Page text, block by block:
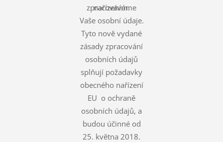
nařízením.
zpracováváme
Vaše osobní údaje.
Tyto nově vydané
zásady zpracování
osobních údajů
splňují požadavky
obecného nařízení
EU o ochraně
osobních údajů, a
budou účinné od
25. května 2018.